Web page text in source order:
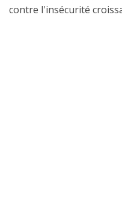
contre l'insécurité